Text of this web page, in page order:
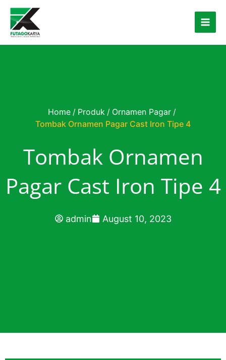
Skip to content
Home / Produk / Ornamen Pagar /
Tombak Ornamen Pagar Cast Iron Tipe 4
Tombak Ornamen
Pagar Cast Iron Tipe 4
admin August 10, 2023